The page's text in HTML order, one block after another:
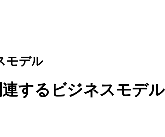
モデル
連するビジネスモデル